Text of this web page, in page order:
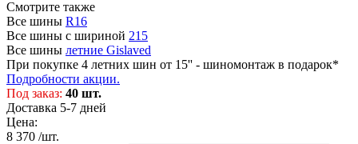
Смотрите также
Все шины R16
Все шины с шириной 215
Все шины летние Gislaved
При покупке 4 летних шин от 15'' - шиномонтаж в подарок*
Подробности акции.
Под заказ: 40 шт.
Доставка 5-7 дней
Цена:
8 370 /шт.